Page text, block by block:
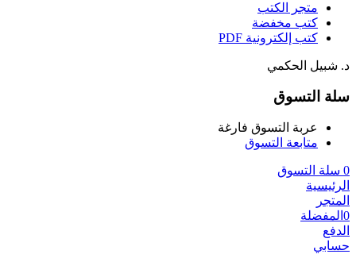
متجر الكتب
كتب مخفضة
كتب إلكترونية PDF
د. شبيل الحكمي
سلة التسوق
عربة التسوق فارغة
متابعة التسوق
0 سلة التسوق
الرئيسية
المتجر
0 المفضلة
الدفع
حسابي